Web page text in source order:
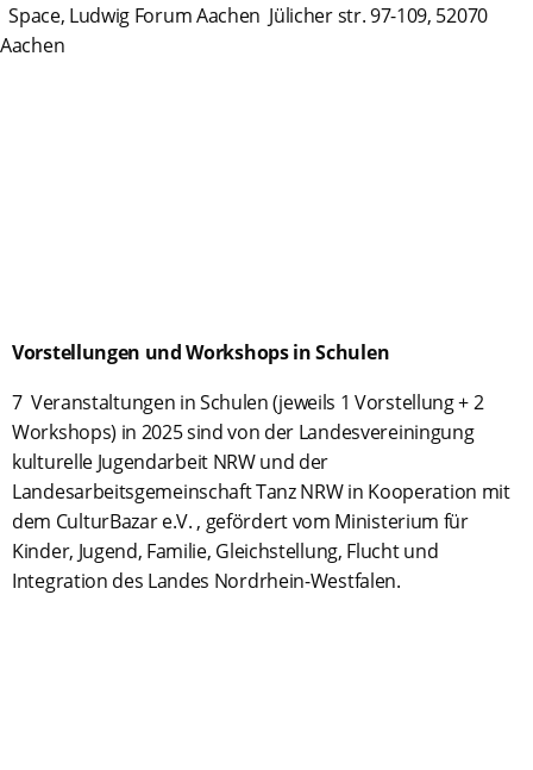
Space, Ludwig Forum Aachen Jülicher str. 97-109, 52070
Aachen
Vorstellungen und Workshops in Schulen
7 Veranstaltungen in Schulen (jeweils 1 Vorstellung + 2
Workshops) in 2025 sind von der Landesvereiningung
kulturelle Jugendarbeit NRW und der
Landesarbeitsgemeinschaft Tanz NRW in Kooperation mit
dem CulturBazar e.V. , gefördert vom Ministerium für
Kinder, Jugend, Familie, Gleichstellung, Flucht und
Integration des Landes Nordrhein-Westfalen.